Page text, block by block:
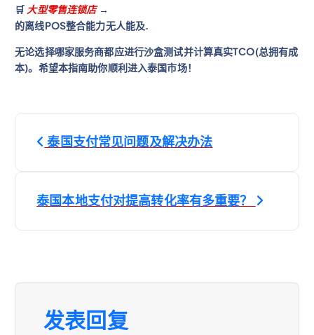
🛒 大型零售连锁店→
的离线POS整合能力无人能及.
无论选择哪家服务商都应进行沙盒测试并计算真实TCO(总拥有成
本)。希望本指南助你顺利进入泰国市场！
文
导
泰国支付常见问题及解决办法
泰国本地支付对提高转化率有多重要？
发表回复